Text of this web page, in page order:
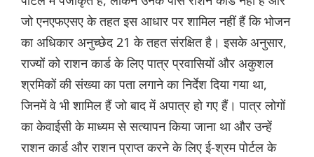
जो एनएफएसए के तहत इस आधार पर शामिल नहीं हैं कि भोजन
का अधिकार अनुच्छेद 21 के तहत संरक्षित है। इसके अनुसार,
राज्यों को राशन कार्ड के लिए पात्र प्रवासियों और अकुशल
श्रमिकों की संख्या का पता लगाने का निर्देश दिया गया था,
जिनमें वे भी शामिल हैं जो बाद में अपात्र हो गए हैं। पात्र लोगों
का केवाईसी के माध्यम से सत्यापन किया जाना था और उन्हें
राशन कार्ड और राशन प्राप्त करने के लिए ई-श्रम पोर्टल के